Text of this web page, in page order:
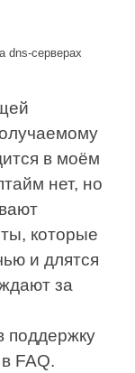
dns-серверах
в моём
нет, но
которые
и длятся
за
поддержку
FAQ.